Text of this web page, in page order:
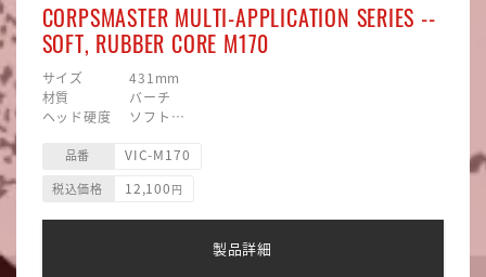
CORPSMASTER MULTI-APPLICATION SERIES --
SOFT, RUBBER CORE M170
サイズ 431mm
材質 バーチ
ヘッド硬度 ソフト
ヘッド形状 四角型
品番 VIC-M170
税込価格 12,100 円
製品詳細